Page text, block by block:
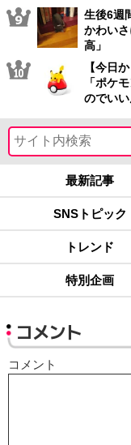
生後6週
かわい
高」
【今日
「ポケ
のでいい
最新記事
SNSトピック
トレンド
特別企画
コメント
コメント